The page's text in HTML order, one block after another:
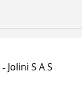
- Jolini S A S